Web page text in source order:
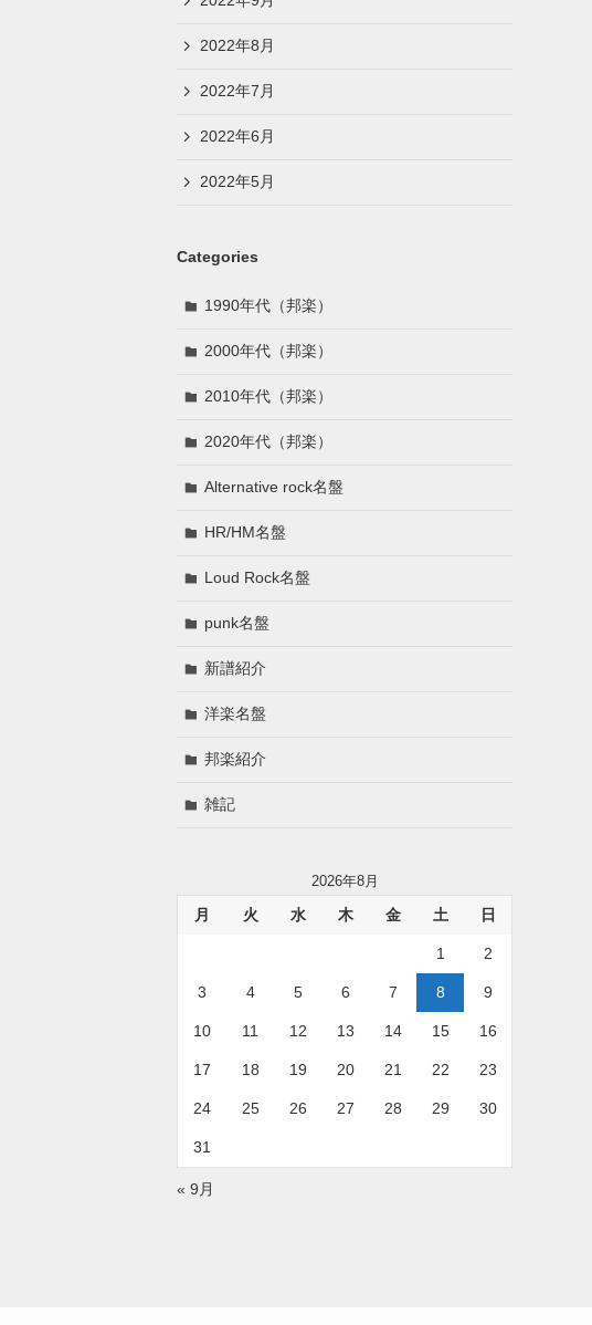
2022年8月
2022年7月
2022年6月
2022年5月
Categories
1990年代（邦楽）
2000年代（邦楽）
2010年代（邦楽）
2020年代（邦楽）
Alternative rock名盤
HR/HM名盤
Loud Rock名盤
punk名盤
新譜紹介
洋楽名盤
邦楽紹介
雑記
2026年8月
月 火 水 木 金 土 日
1 2
3 4 5 6 7 8 9
10 11 12 13 14 15 16
17 18 19 20 21 22 23
24 25 26 27 28 29 30
31
« 9月